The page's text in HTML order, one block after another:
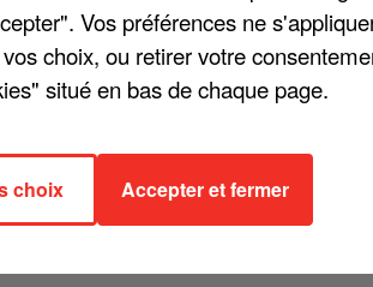
la culture. De son côté, Bénabar annonce
». Du jeudi 24 février 2022 au dimanche
Nantes, Bayonne, Starsbourg, Marseille,
encore Annecy.
Vos préférences ne
choix, ou retirer votre
situé en bas de chaque page.
choix Accepter et fermer